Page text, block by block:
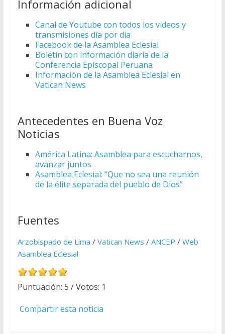
Información adicional
Canal de Youtube con todos los videos y
transmisiones día por día
Facebook de la Asamblea Eclesial
Boletín con información diaria de la
Conferencia Episcopal Peruana
Información de la Asamblea Eclesial en
Vatican News
Antecedentes en Buena Voz
Noticias
América Latina: Asamblea para escucharnos,
avanzar juntos
Asamblea Eclesial: “Que no sea una reunión
de la élite separada del pueblo de Dios”
Fuentes
Arzobispado de Lima / Vatican News / ANCEP / Web
Asamblea Eclesial
Puntuación: 5 / Votos: 1
Compartir esta noticia